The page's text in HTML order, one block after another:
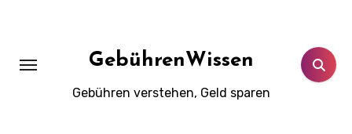
GebührenWissen
Gebühren verstehen, Geld sparen